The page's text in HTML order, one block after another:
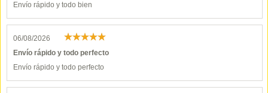
Envío rápido y todo bien
06/08/2026
Envío rápido y todo perfecto
Envío rápido y todo perfecto